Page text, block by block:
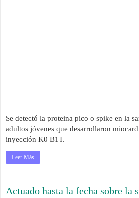
Se detectó la proteina pico o spike en la
adultos jóvenes que desarrollaron
inyección K0 B1T.
Leer Más
Actuado hasta la fecha sobre la